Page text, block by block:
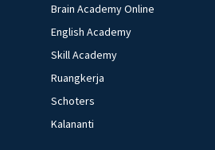
Brain Academy Online
English Academy
Skill Academy
Ruangkerja
Schoters
Kalananti